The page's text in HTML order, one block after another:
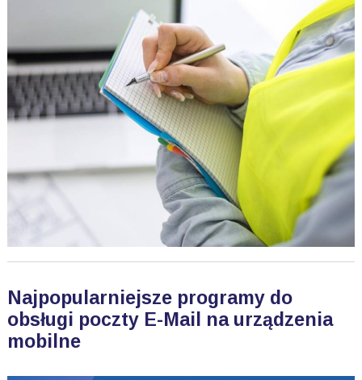
Najpopularniejsze programy do
obsługi poczty E-Mail na urządzenia
mobilne